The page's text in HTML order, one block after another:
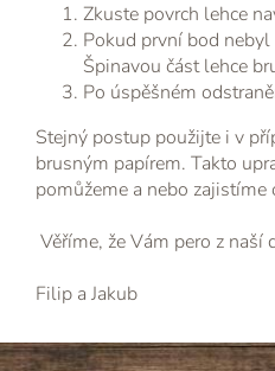
Zkuste povrch lehce
Pokud první bod
Špinavou část lehce
Po úspěšném
Stejný postup použijte i v
brusným papírem. Takto
pomůžeme a nebo
Věříme, že Vám pero z
Filip a Jakub